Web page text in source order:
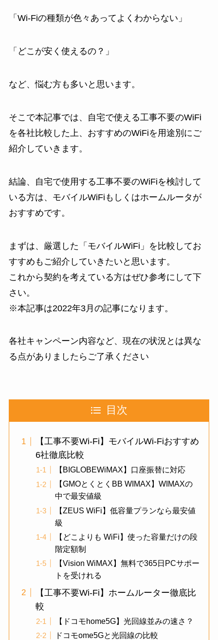
「Wi-Fiの種類が色々あってよくわからない」
「どこが安く使えるの？」
など、悩む方も多いと思います。
そこで本記事では、自宅で使える工事不要のWiFi
を各社比較した上、おすすめのWiFiを用途別にご
紹介していきます。
結論、自宅で使用する工事不要のWiFiを検討して
いる方は、モバイルWiFiもしくはホームルータが
おすすめです。
まずは、厳選した「モバイルWiFi」を比較してお
すすめもご紹介していきたいと思います。
これから契約を考えている方はぜひ参考にして下
さい。
※本記事は2022年3月の記事になります。
各社キャンペーン内容など、現在の状況とは異な
る点がありましたらご了承ください
目次
【工事不要Wi-Fi】モバイルWi-Fiおすすめ
6社徹底比較
【BIGLOBEWiMAX】口座振替に対応
【GMOとくとくBB WIMAX】WIMAXの
中で最安値級
【ZEUS WiFi】低容量プランなら最安値
級
【どこよりも WiFi】使った容量だけの段
階定額制
【Vision WiMAX】無料で365日PCサポー
トを受けれる
【工事不要Wi-Fi】ホームルーター徹底比
較
【ドコモhome5G】光回線並みの速さ？
ドコモome5Gと光回線の比較